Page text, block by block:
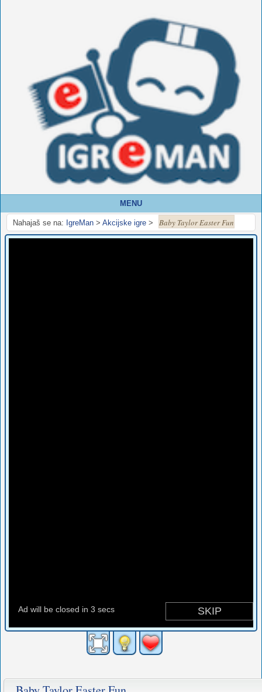
MENU
Nahajaš se na: IgreMan > Akcijske igre > Baby Taylor Easter Fun